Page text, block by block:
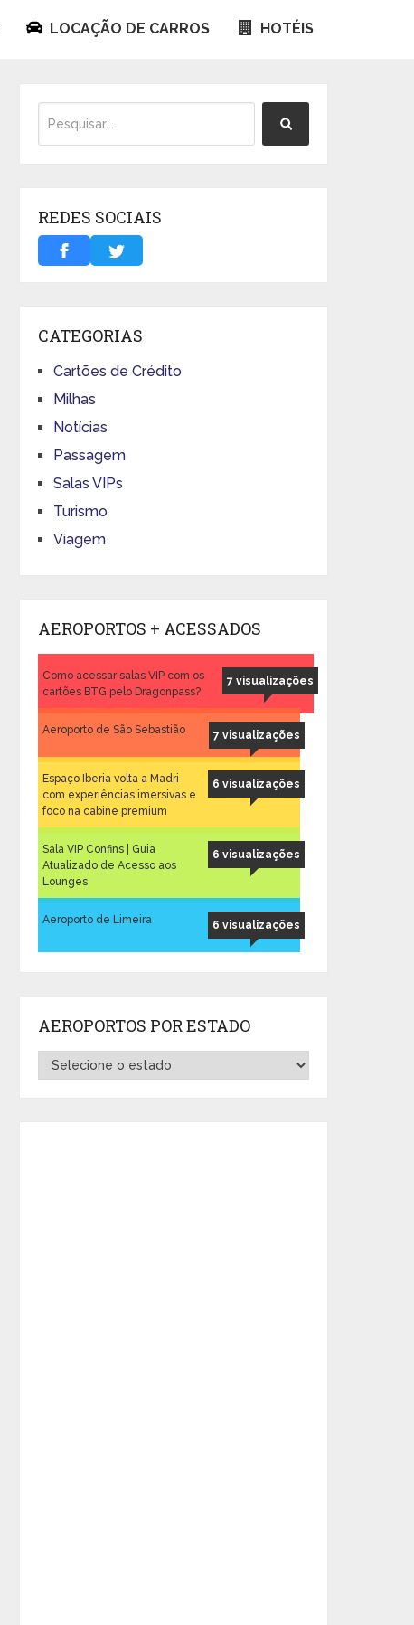
LOCAÇÃO DE CARROS HOTÉIS
REDES SOCIAIS
CATEGORIAS
Cartões de Crédito
Milhas
Notícias
Passagem
Salas VIPs
Turismo
Viagem
AEROPORTOS + ACESSADOS
7 visualizações
Como acessar salas VIP com os
cartões BTG pelo Dragonpass?
7 visualizações
Aeroporto de São Sebastião
6 visualizações
Espaço Iberia volta a Madri
com experiências imersivas e
foco na cabine premium
6 visualizações
Sala VIP Confins | Guia
Atualizado de Acesso aos
Lounges
6 visualizações
Aeroporto de Limeira
AEROPORTOS POR ESTADO
Aeroportos
por